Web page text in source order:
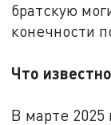
братскую
конечности
Что
В марте 2025